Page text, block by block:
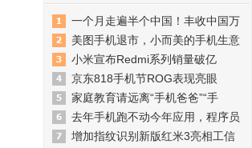
一个月走遍半个中国！丰收中国万
美图手机退市，小而美的手机生意
小米宣布Redmi系列销量破亿
京东818手机节ROG表现亮眼
家庭教育请远离“手机爸爸”“手
去年手机跑不动今年应用，程序员
增加指纹识别新版红米3亮相工信